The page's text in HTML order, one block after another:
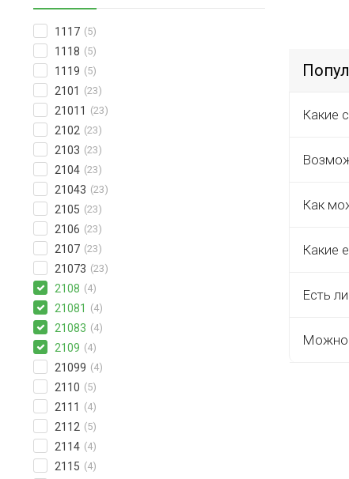
1117 (5)
1118 (5)
1119 (5)
2101 (23)
21011 (23)
2102 (23)
2103 (23)
2104 (23)
21043 (23)
2105 (23)
2106 (23)
2107 (23)
21073 (23)
2108 (4)
21081 (4)
21083 (4)
2109 (4)
21099 (4)
2110 (5)
2111 (4)
2112 (5)
2114 (4)
2115 (4)
Какие
Как
Какие
Есть
Можно